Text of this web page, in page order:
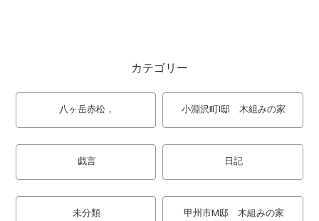
カテゴリー
八ヶ岳赤松， 小淵沢町I邸 木組みの家
戯言 日記
未分類 甲州市M邸 木組みの家